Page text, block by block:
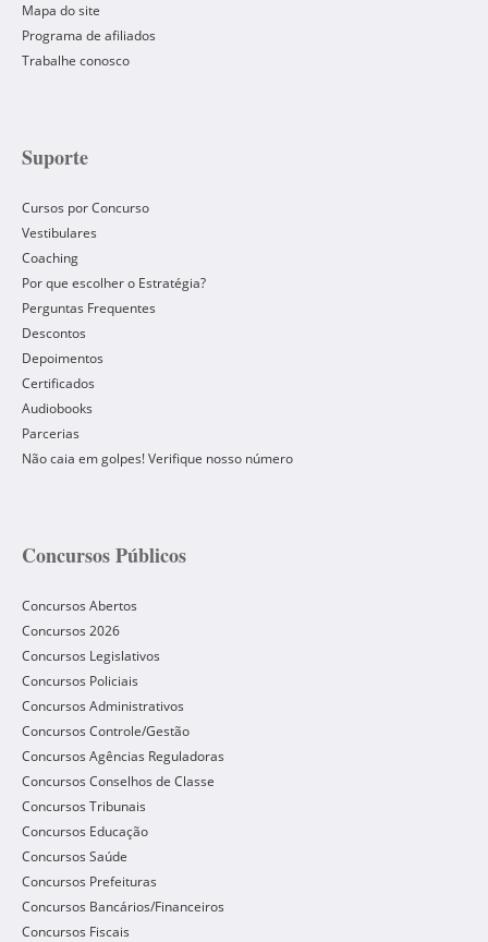
Mapa do site
Programa de afiliados
Trabalhe conosco
Suporte
Cursos por Concurso
Vestibulares
Coaching
Por que escolher o Estratégia?
Perguntas Frequentes
Descontos
Depoimentos
Certificados
Audiobooks
Parcerias
Não caia em golpes! Verifique nosso número
Concursos Públicos
Concursos Abertos
Concursos 2026
Concursos Legislativos
Concursos Policiais
Concursos Administrativos
Concursos Controle/Gestão
Concursos Agências Reguladoras
Concursos Conselhos de Classe
Concursos Tribunais
Concursos Educação
Concursos Saúde
Concursos Prefeituras
Concursos Bancários/Financeiros
Concursos Fiscais